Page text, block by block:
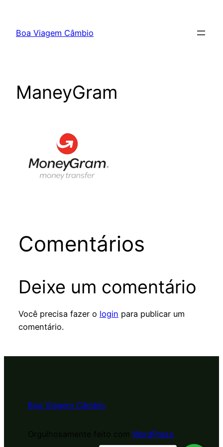
Boa Viagem Câmbio
ManeyGram
Comentários
Deixe um comentário
Você precisa fazer o login para publicar um
comentário.
Boa Viagem Câmbio
Orgulhosamente feito com WordPress